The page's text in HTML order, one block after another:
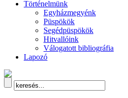
Történelmünk
Egyházmegyénk
Püspökök
Segédpüspökök
Hitvallóink
Válogatott bibliográfia
Lapozó